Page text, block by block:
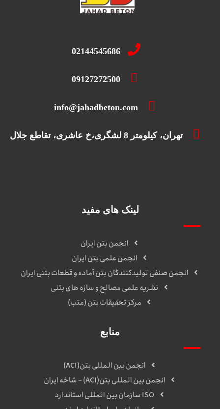
02144545686
09127272500
info@jahadbeton.com
تهران، کیلومتر 8 لشگری،خ عاشری، تقاطع جلال
لینک های مفید
انجمن بتن ایران
انجمن علمی بتن ایران
انجمن صنفی تولیدکنندگان بتن آماده و قطعات بتنی ایران
نشریه علمی مصالح و سازه های بتنی
مرکز تحقیقات بتن (متب)
منابع
انجمن بین المللی بتن(ACI)
انجمن بین المللی بتن(ACI) – شاخه ایران
ISO سازمان بین المللی استاندارد